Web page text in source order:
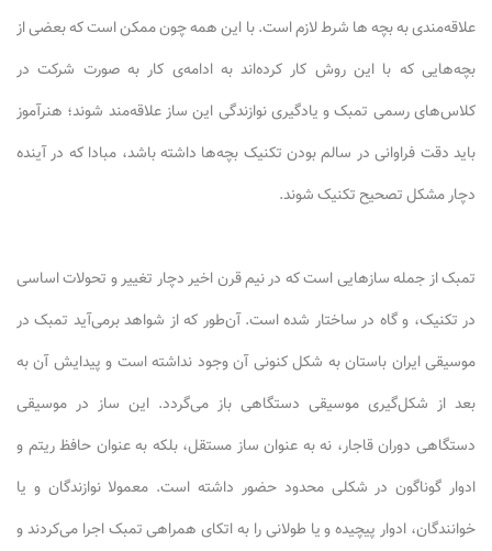
علاقه‌مندی به بچه ها شرط لازم است. با این همه چون ممکن است که بعضی از
بچه‌هایی که با این روش کار کرده‌اند به ادامه‌ی کار به صورت شرکت در
کلاس‌های رسمی تمبک و یادگیری نوازندگی این ساز علاقه‌مند شوند؛ هنرآموز
باید دقت فراوانی در سالم بودن تکنیک بچه‌ها داشته باشد، مبادا که در آینده
دچار مشکل تصحیح تکنیک شوند.
تمبک از جمله سازهایی است که در نیم قرن اخیر دچار تغییر و تحولات اساسی
در تکنیک، و گاه در ساختار شده است. آن‌طور که از شواهد برمی‌آید تمبک در
موسیقی ایران باستان به شکل کنونی آن وجود نداشته است و پیدایش آن به
بعد از شکل‌گیری موسیقی دستگاهی باز می‌گردد. این ساز در موسیقی
دستگاهی دوران قاجار، نه به عنوان ساز مستقل، بلکه به عنوان حافظ ریتم و
ادوار گوناگون در شکلی محدود حضور داشته است. معمولا نوازندگان و یا
خوانندگان، ادوار پیچیده و یا طولانی را به اتکای همراهی تمبک اجرا می‌کردند و